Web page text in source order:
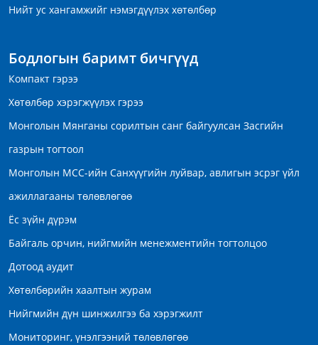
Нийт ус хангамжийг нэмэгдүүлэх хөтөлбөр
Бодлогын баримт бичгүүд
Компакт гэрээ
Хөтөлбөр хэрэгжүүлэх гэрээ
Монголын Мянганы сорилтын санг байгуулсан Засгийн
газрын тогтоол
Монголын МСС-ийн Санхүүгийн луйвар, авлигын эсрэг үйл
ажиллагааны төлөвлөгөө
Ёс зүйн дүрэм
Байгаль орчин, нийгмийн менежментийн тогтолцоо
Дотоод аудит
Хөтөлбөрийн хаалтын журам
Нийгмийн дүн шинжилгээ ба хэрэгжилт
Мониторинг, үнэлгээний төлөвлөгөө